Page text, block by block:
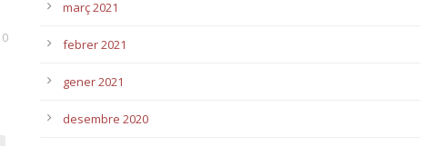
0
març 2021
febrer 2021
gener 2021
desembre 2020